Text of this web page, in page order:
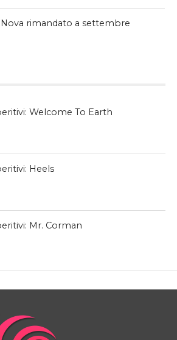
Nova rimandato a settembre
Welcome To Earth
Heels
Mr. Corman